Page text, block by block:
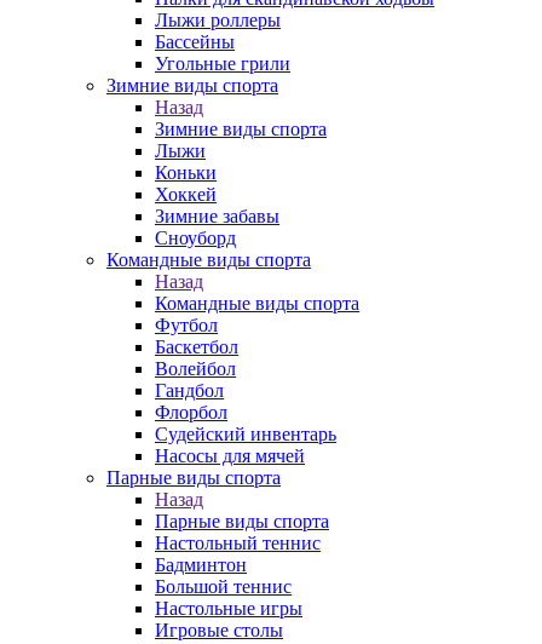
Лыжи роллеры
Бассейны
Угольные грили
Зимние виды спорта
Назад
Зимние виды спорта
Лыжи
Коньки
Хоккей
Зимние забавы
Сноуборд
Командные виды спорта
Назад
Командные виды спорта
Футбол
Баскетбол
Волейбол
Гандбол
Флорбол
Судейский инвентарь
Насосы для мячей
Парные виды спорта
Назад
Парные виды спорта
Настольный теннис
Бадминтон
Большой теннис
Настольные игры
Игровые столы